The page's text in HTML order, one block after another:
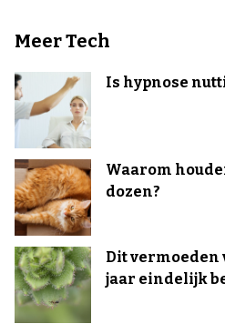
Meer Tech
Is hypnose
Waarom
dozen?
Dit vermoeden
jaar eindelijk